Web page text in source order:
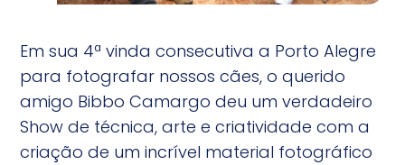
Em sua 4ª vinda consecutiva a Porto Alegre
para fotografar nossos cães, o querido
amigo Bibbo Camargo deu um verdadeiro
Show de técnica, arte e criatividade com a
criação de um incrível material fotográfico